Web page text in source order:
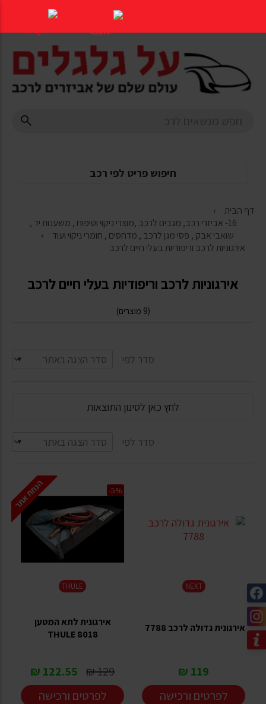
העמוד
חיפוש פריט לפי רכב
דף הבית
16- אביזרי רכב, מגבים לרכב ,מוצרי ניקוי וטיפוח , משענות יד ,
שואבי אבק , פסי מגן לרכב , מדחסים , חומרי ניקוי ועוד
אירגוניות לרכב וריפודיות בעלי חיים לרכב
אירגוניות לרכב וריפודיות בעלי חיים לרכב
(9 מוצרים)
סדר לפי
לחץ כאן לסינון התוצאות
סדר לפי
NEXT
אירגונית גדולה לרכב 7788
119 ₪
לפרטים ורכישה
הנחת אתר
THULE
אירגונית לתא המטען
THULE 8018
129 ₪
122.55 ₪
-5%
לפרטים ורכישה